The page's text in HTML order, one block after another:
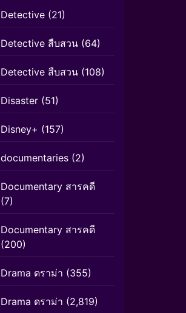
Detective (21)
Detective สืบสวน (64)
Detective สืบสวน (108)
Disaster (51)
Disney+ (157)
documentaries (2)
Documentary สารคดี
(7)
Documentary สารคดี
(200)
Drama ดราม่า (355)
Drama ดราม่า (2,819)